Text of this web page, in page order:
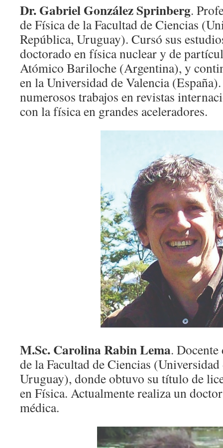
Dr. Gabriel González Sprinberg.
de Física de la Facultad de Ciencias
República, Uruguay). Cursó sus
doctorado en física nuclear y de
Atómico Bariloche (Argentina), y
en la Universidad de Valencia
numerosos trabajos en revistas
con la física en grandes aceleradores.
M.Sc. Carolina Rabin Lema.
de la Facultad de Ciencias
Uruguay), donde obtuvo su título de
en Física. Actualmente realiza un
médica.